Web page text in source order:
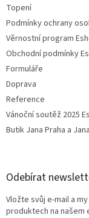
Topení
Podmínky ochrany
Věrnostní program
Obchodní podmínky
Formuláře
Doprava
Reference
Vánoční soutěž 2025
Butik Jana Praha a
Odebírat
Vložte svůj e-mail a
produktech na našem